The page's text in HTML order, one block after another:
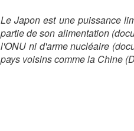
Le Japon est une puissance
partie de son alimentation
l'ONU ni d'arme nucléaire
pays voisins comme la Chine